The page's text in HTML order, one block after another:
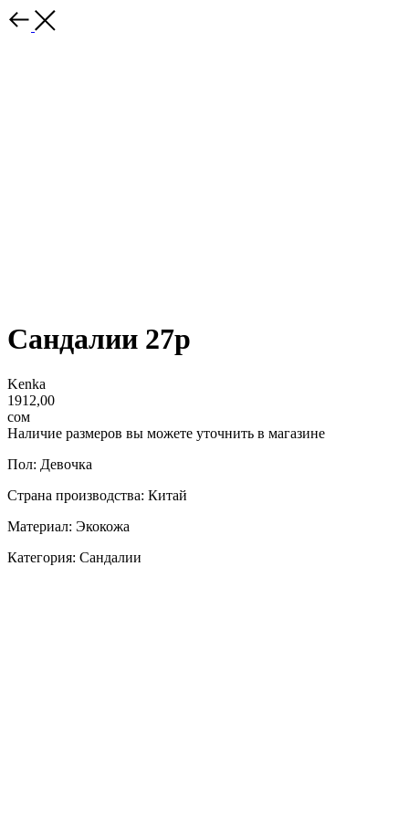
Сандалии 27р
Kenka
1912,00
сом
Наличие размеров вы можете уточнить в магазине
Пол: Девочка
Страна производства: Китай
Материал: Экокожа
Категория: Сандалии